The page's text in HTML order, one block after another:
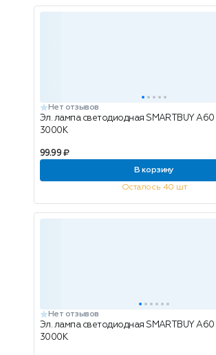
Нет отзывов
Эл. лампа светодиодная SMARTBUY A60
3000K
99.99 ₽
В корзину
Осталось 40 шт
Нет отзывов
Эл. лампа светодиодная SMARTBUY A60
3000K